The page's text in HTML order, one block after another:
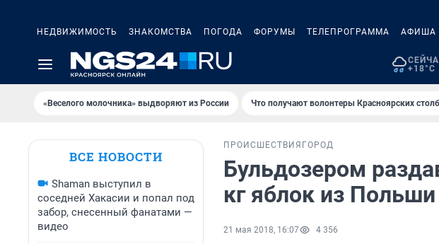
НЕДВИЖИМОСТЬ ЗНАКОМСТВА ПОГОДА ФОРУМЫ ТЕЛЕПРОГРАММА АФИША
+18°C
«Веселого молочника» выдворяют из России Что получают волонтеры Красноярских
ВСЕ НОВОСТИ
Shaman выступил в
соседней Хакасии и попал под
забор, снесенный фанатами —
видео
ПРОИСШЕСТВИЯ ГОРОД
Бульдозером
кг яблок из
21 мая 2018, 16:07 4 356